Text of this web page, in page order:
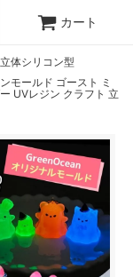
カート
体シリコン型
モールド ゴースト ミ
UVレジン クラフト 立